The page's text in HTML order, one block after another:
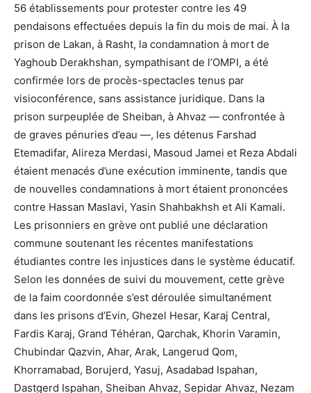
56 établissements pour protester contre les 49
pendaisons effectuées depuis la fin du mois de mai. À la
prison de Lakan, à Rasht, la condamnation à mort de
Yaghoub Derakhshan, sympathisant de l’OMPI, a été
confirmée lors de procès-spectacles tenus par
visioconférence, sans assistance juridique. Dans la
prison surpeuplée de Sheiban, à Ahvaz — confrontée à
de graves pénuries d’eau —, les détenus Farshad
Etemadifar, Alireza Merdasi, Masoud Jamei et Reza Abdali
étaient menacés d’une exécution imminente, tandis que
de nouvelles condamnations à mort étaient prononcées
contre Hassan Maslavi, Yasin Shahbakhsh et Ali Kamali.
Les prisonniers en grève ont publié une déclaration
commune soutenant les récentes manifestations
étudiantes contre les injustices dans le système éducatif.
Selon les données de suivi du mouvement, cette grève
de la faim coordonnée s’est déroulée simultanément
dans les prisons d’Evin, Ghezel Hesar, Karaj Central,
Fardis Karaj, Grand Téhéran, Qarchak, Khorin Varamin,
Chubindar Qazvin, Ahar, Arak, Langerud Qom,
Khorramabad, Borujerd, Yasuj, Asadabad Ispahan,
Dastgerd Ispahan, Sheiban Ahvaz, Sepidar Ahvaz, Nezam